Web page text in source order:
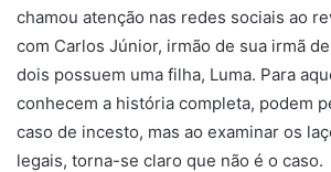
chamou atenção nas redes sociais ao
com Carlos Júnior, irmão de sua irmã
dois possuem uma filha, Luma. Para
conhecem a história completa, podem
caso de incesto, mas ao examinar os
legais, torna-se claro que não é o caso.